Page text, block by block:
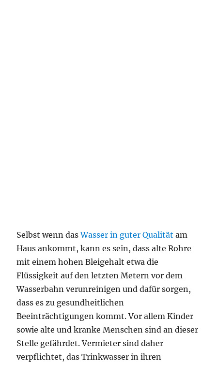
Selbst wenn dasWasser in guter Qualität am
Haus ankommt, kann es sein, dass alte Rohre
mit einem hohen Bleigehalt etwa die
Flüssigkeit auf den letzten Metern vor dem
Wasserbahn verunreinigen und dafür sorgen,
dass es zu gesundheitlichen
Beeinträchtigungen kommt. Vor allem Kinder
sowie alte und kranke Menschen sind an dieser
Stelle gefährdet. Vermieter sind daher
verpflichtet, das Trinkwasser in ihren